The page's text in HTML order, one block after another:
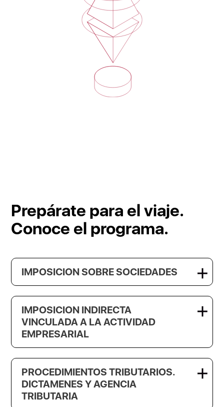
Prepárate para el viaje.
Conoce el programa.
IMPOSICION SOBRE SOCIEDADES
IMPOSICION INDIRECTA
VINCULADA A LA ACTIVIDAD
EMPRESARIAL
PROCEDIMIENTOS TRIBUTARIOS.
DICTAMENES Y AGENCIA
TRIBUTARIA